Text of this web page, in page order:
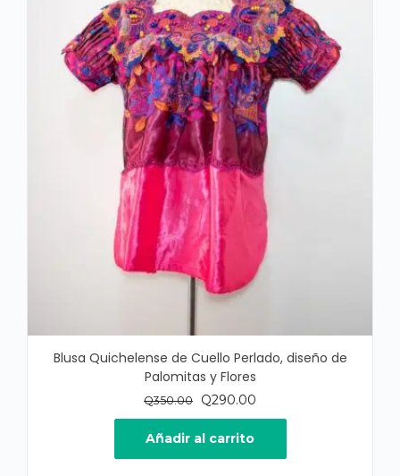
Blusa Quichelense de Cuello Perlado, diseño de
Palomitas y Flores
Q350.00
El
precio
original
era:
Q290.00
precio
es:
Añadir al carrito